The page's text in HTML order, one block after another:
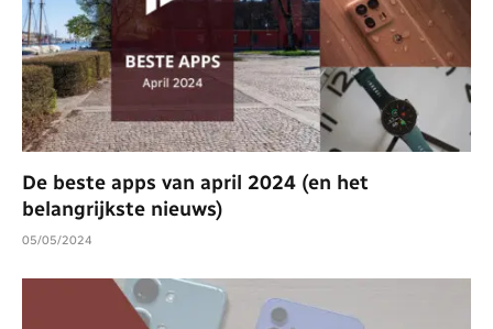
De beste apps van april 2024 (en het
belangrijkste nieuws)
05/05/2024